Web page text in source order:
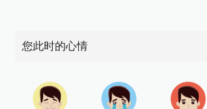
您此时的心情